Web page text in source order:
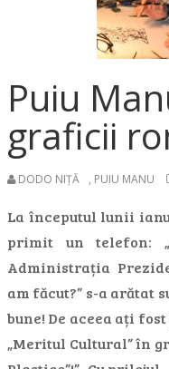
Puiu
graficii
DODO NIȚĂ , PUIU MANU
La începutul lunii
primit un telefon:
Administrația
am făcut?” s-a arătat
bune! De aceea ați
„Meritul Cultural” în